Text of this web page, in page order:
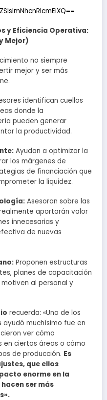
y Eficiencia Operativa:
Mejor)
no siempre
mejor y ser más
identifican cuellos
donde la
pueden generar
la productividad.
Ayudan a optimizar la
los márgenes de
de financiación que
la liquidez.
Asesoran sobre las
aportarán valor
innecesarias y
de nuevas
Proponen estructuras
planes de capacitación
al personal y
recuerda: «Uno de los
muchísimo fue en
ver cómo
ciertas áreas o cómo
de producción. Es
que ellos
enorme en la
ser más